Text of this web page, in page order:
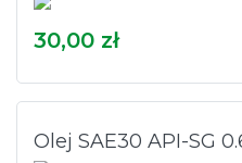
30,00 zł
Olej SAE30 API-SG